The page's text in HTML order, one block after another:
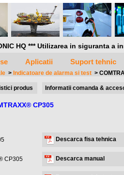
HQ *** Utilizarea in siguranta a
Aplicatii Suport tehnic
> Indicatoare de alarma si test >
produs Informatii comanda &
CP305
Descarca fisa tehnica
CP305 Descarca manual